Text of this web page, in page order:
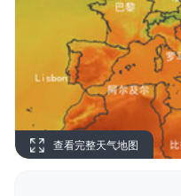
查看完整天气地图